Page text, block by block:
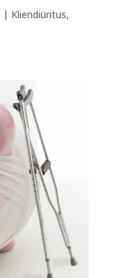
| Kliendiüritus,